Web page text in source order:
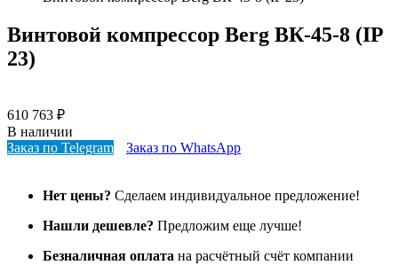
Винтовой компрессор Berg ВК-45-8 (IP
23)
610 763 ₽
В наличии
Заказ по Telegram
Заказ по WhatsApp
Нет цены? Сделаем индивидуальное предложение!
Нашли дешевле? Предложим еще лучше!
Безналичная оплата на расчётный счёт компании